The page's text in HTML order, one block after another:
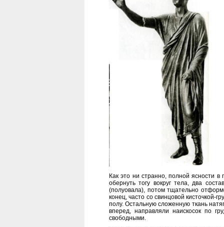
Как это ни странно, полной ясности
обернуть тогу вокруг тела, два
(полуовала), потом тщательно
конец, часто со свинцовой кисточкой-
полу. Остальную сложенную ткань
вперед, направляли наискосок по
свободными.